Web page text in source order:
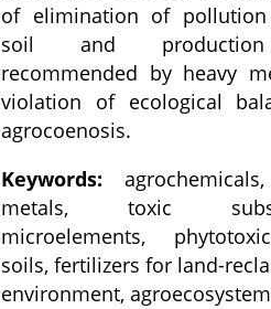
of elimination of
soil and
recommended by heavy
violation of ecological
agrocoenosis.
Keywords:
metals, toxic
microelements,
soils, fertilizers for land-
environment,